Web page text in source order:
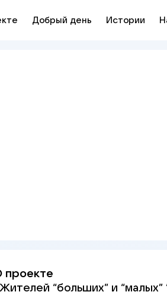
Добрый день Истории
проекте
“больших” и